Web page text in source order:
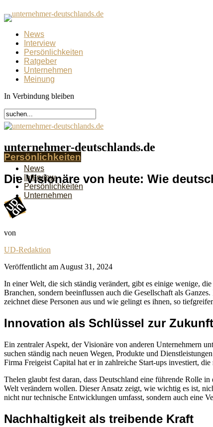
News
Interview
Persönlichkeiten
Ratgeber
Unternehmen
Meinung
In Verbindung bleiben
unternehmer-deutschlands.de
News
Interview
Persönlichkeiten
Unternehmen
Persönlichkeiten
Die Visionäre von heute: Wie
von
UD-Redaktion
Veröffentlicht am August 31, 2024
In einer Welt, die sich ständig verändert, gibt es einige wenige,
Branchen, sondern beeinflussen auch die Gesellschaft als
zeichnet diese Personen aus und wie gelingt es ihnen, so
Innovation als Schlüssel zur Zukunft
Ein zentraler Aspekt, der Visionäre von anderen Unternehmern
suchen ständig nach neuen Wegen, Produkte und
Firma Freigeist Capital hat er in zahlreiche Start-ups investiert,
Thelen glaubt fest daran, dass Deutschland eine führende Rolle
Welt verändern wollen. Dieser Ansatz zeigt, wie wichtig es ist,
nicht nur technische Entwicklungen umfasst, sondern auch eine
Nachhaltigkeit als treibende Kraft